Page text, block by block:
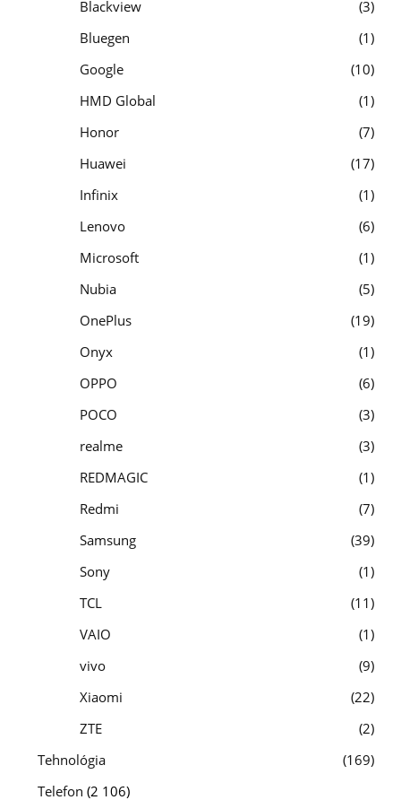
Blackview
3
Bluegen
1
Google
10
HMD Global
1
Honor
7
Huawei
17
Infinix
1
Lenovo
6
Microsoft
1
Nubia
5
OnePlus
19
Onyx
1
OPPO
6
POCO
3
realme
3
REDMAGIC
1
Redmi
7
Samsung
39
Sony
1
TCL
11
VAIO
1
vivo
9
Xiaomi
22
ZTE
2
Tehnológia
169
Telefon (2 106)